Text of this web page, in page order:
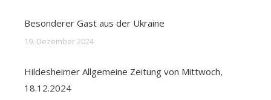
Besonderer Gast aus der Ukraine
19. Dezember 2024
Hildesheimer Allgemeine Zeitung von Mittwoch,
18.12.2024